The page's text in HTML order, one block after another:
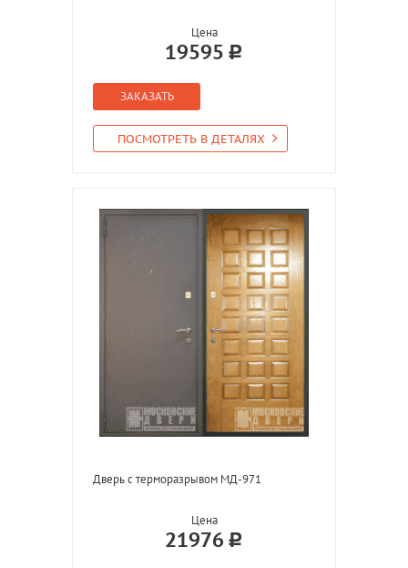
Цена
19595
ЗАКАЗАТЬ
ПОСМОТРЕТЬ В ДЕТАЛЯХ
Дверь с терморазрывом МД-971
Цена
21976